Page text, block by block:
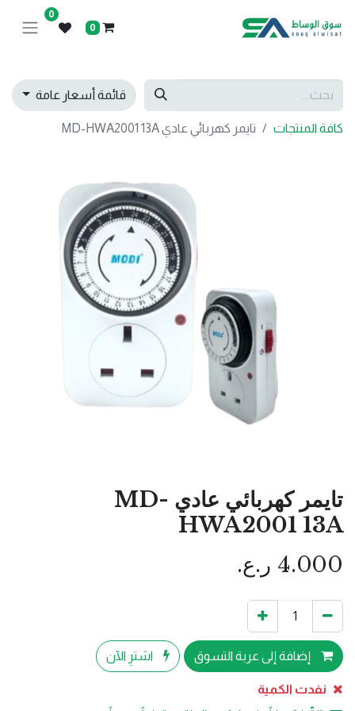
0
0
قائمة أسعار عامة
كافة المنتجات تايمر كهربائي عادي MD-HWA2001 13A
تايمر كهربائي عادي MD-
HWA2001 13A
4.000 ر.ع.
إضافة إلى عربة التسوق اشترِ الآن
نفدت الكمية